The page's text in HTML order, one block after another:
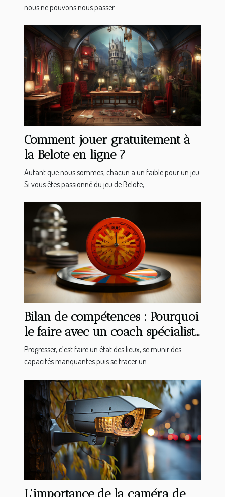
nous ne pouvons nous passer...
Comment jouer gratuitement à
la Belote en ligne ?
Autant que nous sommes, chacun a un faible pour un jeu.
Si vous êtes passionné du jeu de Belote,...
Bilan de compétences : Pourquoi
le faire avec un coach spécialiste
en bilan d’orientation ?
Progresser, c’est faire un état des lieux, se munir des
capacités manquantes puis se tracer un...
L'importance de la caméra de